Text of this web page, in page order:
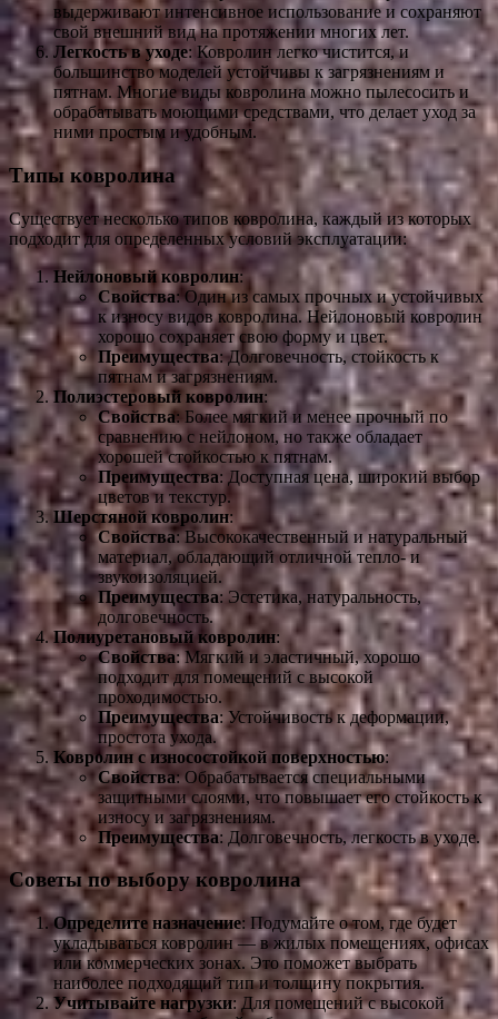
выдерживают интенсивное использование и сохраняют
свой внешний вид на протяжении многих лет.
Легкость в уходе: Ковролин легко чистится, и
большинство моделей устойчивы к загрязнениям и
пятнам. Многие виды ковролина можно пылесосить и
обрабатывать моющими средствами, что делает уход за
ними простым и удобным.
Типы ковролина
Существует несколько типов ковролина, каждый из которых
подходит для определенных условий эксплуатации:
Нейлоновый ковролин:
Свойства: Один из самых прочных и устойчивых
к износу видов ковролина. Нейлоновый ковролин
хорошо сохраняет свою форму и цвет.
Преимущества: Долговечность, стойкость к
пятнам и загрязнениям.
Полиэстеровый ковролин:
Свойства: Более мягкий и менее прочный по
сравнению с нейлоном, но также обладает
хорошей стойкостью к пятнам.
Преимущества: Доступная цена, широкий выбор
цветов и текстур.
Шерстяной ковролин:
Свойства: Высококачественный и натуральный
материал, обладающий отличной тепло- и
звукоизоляцией.
Преимущества: Эстетика, натуральность,
долговечность.
Полиуретановый ковролин:
Свойства: Мягкий и эластичный, хорошо
подходит для помещений с высокой
проходимостью.
Преимущества: Устойчивость к деформации,
простота ухода.
Ковролин с износостойкой поверхностью:
Свойства: Обрабатывается специальными
защитными слоями, что повышает его стойкость к
износу и загрязнениям.
Преимущества: Долговечность, легкость в уходе.
Советы по выбору ковролина
Определите назначение: Подумайте о том, где будет
укладываться ковролин — в жилых помещениях, офисах
или коммерческих зонах. Это поможет выбрать
наиболее подходящий тип и толщину покрытия.
Учитывайте нагрузки: Для помещений с высокой